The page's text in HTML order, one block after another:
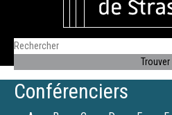
Conférenciers